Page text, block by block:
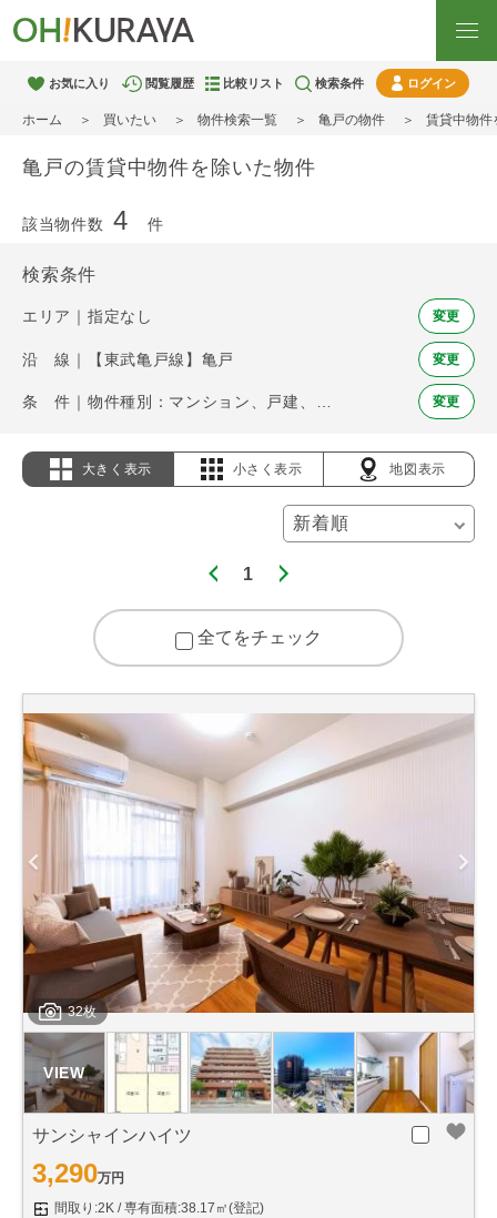
お気に入り 閲覧履歴 比較リスト 検索条件 ログイン
ホーム 買いたい 物件検索一覧 亀戸の物件 賃貸中物件
亀戸の賃貸中物件を除いた物件
該当物件数 4 件
検索条件
エリア｜指定なし 変更
沿 線｜【東武亀戸線】亀戸 変更
変更
大きく表示 小さく表示 地図表示
1
全てをチェック
32枚
サンシャインハイツ
3,290万円
間取り:2K
専有面積:38.17㎡(登記)